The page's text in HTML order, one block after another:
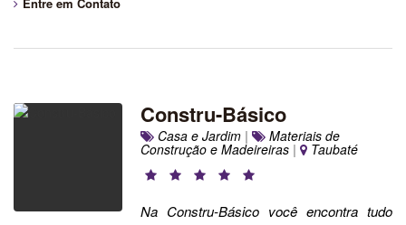
Constru-Básico
Casa e Jardim | Materiais de
Construção e Madeireiras | Taubaté
Na Constru-Básico você encontra tudo